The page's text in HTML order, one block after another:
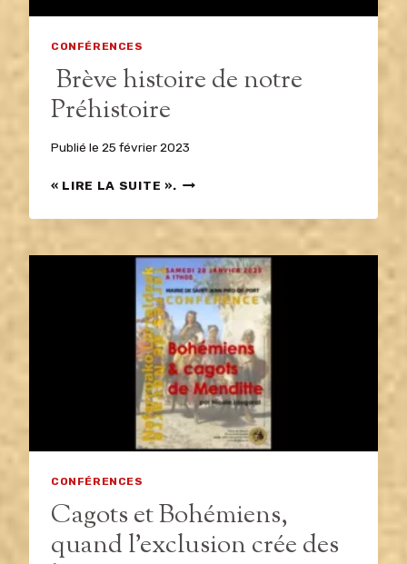
CONFÉRENCES
Brève histoire de notre
Préhistoire
Publié le 25 février 2023
« LIRE LA SUITE ». BRÈVE
DE
NOTRE
PRÉHISTOIRE
CONFÉRENCES
Cagots et Bohémiens,
quand l’exclusion crée des